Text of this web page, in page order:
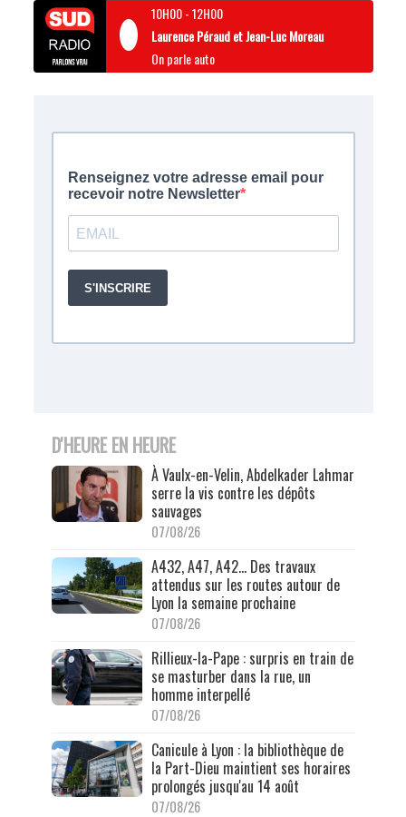
10H00-12H00
Laurence Péraud et Jean-Luc Moreau
On parle auto
D'HEURE EN HEURE
À Vaulx-en-Velin, Abdelkader Lahmar
serre la vis contre les dépôts
sauvages
07/08/26
A432, A47, A42… Des travaux
attendus sur les routes autour de
Lyon la semaine prochaine
07/08/26
Rillieux-la-Pape : surpris en train de
se masturber dans la rue, un
homme interpellé
07/08/26
Canicule à Lyon : la bibliothèque de
la Part-Dieu maintient ses horaires
prolongés jusqu'au 14 août
07/08/26